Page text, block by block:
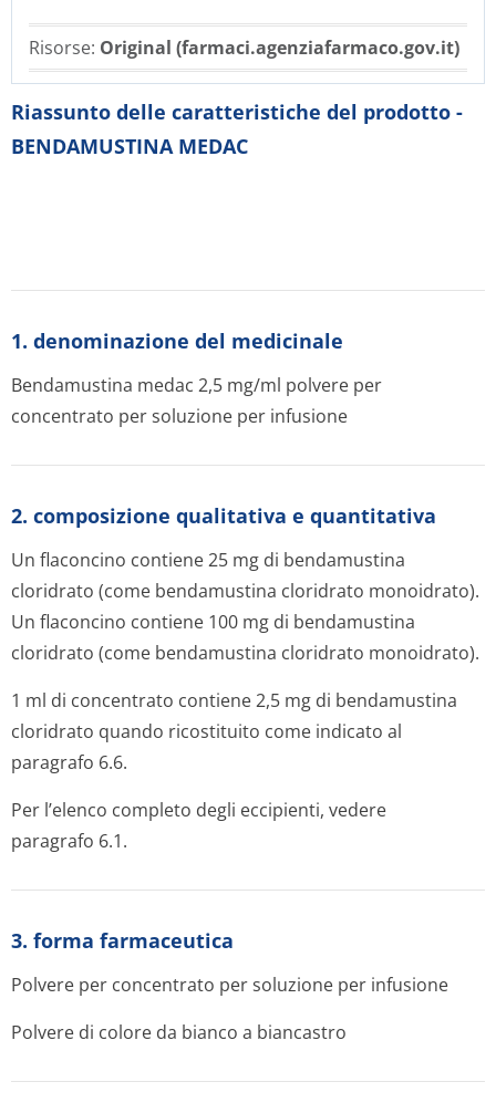
Risorse: Original (farmaci.agenziafarmaco.gov.it)
Riassunto delle caratteristiche del prodotto -
BENDAMUSTINA MEDAC
1. denominazione del medicinale
Bendamustina medac 2,5 mg/ml polvere per
concentrato per soluzione per infusione
2. composizione qualitativa e quantitativa
Un flaconcino contiene 25 mg di bendamustina
cloridrato (come bendamustina cloridrato monoidrato).
Un flaconcino contiene 100 mg di bendamustina
cloridrato (come bendamustina cloridrato monoidrato).
1 ml di concentrato contiene 2,5 mg di bendamustina
cloridrato quando ricostituito come indicato al
paragrafo 6.6.
Per l’elenco completo degli eccipienti, vedere
paragrafo 6.1.
3. forma farmaceutica
Polvere per concentrato per soluzione per infusione
Polvere di colore da bianco a biancastro